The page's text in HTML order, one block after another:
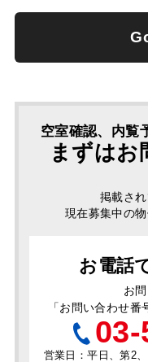
空室確認、内覧
まずはお
掲載さ
現在募集中の
お電話
お
「お問い合わせ番
営業日：平日、第2